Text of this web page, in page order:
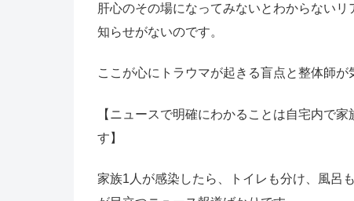
肝心のその場になってみないとわからない
知らせがないのです。
ここが心にトラウマが起きる盲点と整体師
【ニュースで明確にわかることは自宅内で
す】
家族1人が感染したら、トイレも分け、風呂